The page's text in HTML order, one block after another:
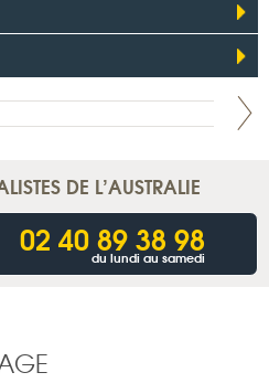
DE L’AUSTRALIE
02 40 89 38 98
du lundi au samedi